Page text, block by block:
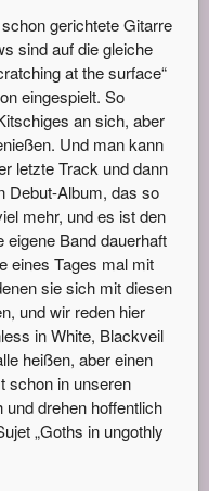
gerichtete Gitarre
sind auf die gleiche
at the surface“
eingespielt. So
an sich, aber
Und man kann
letzte Track und dann
Debut-Album, das so
mehr, und es ist den
Band dauerhaft
eines Tages mal mit
sie sich mit diesen
und wir reden hier
in White, Blackveil
heißen, aber einen
schon in unseren
drehen hoffentlich
„Goths in ungothly